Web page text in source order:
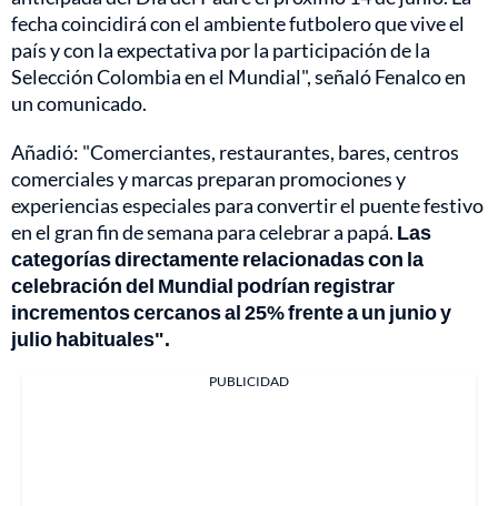
fecha coincidirá con el ambiente futbolero que vive el
país y con la expectativa por la participación de la
Selección Colombia en el Mundial", señaló Fenalco en
un comunicado.
Añadió: "Comerciantes, restaurantes, bares, centros
comerciales y marcas preparan promociones y
experiencias especiales para convertir el puente festivo
en el gran fin de semana para celebrar a papá. Las
categorías directamente relacionadas con la
celebración del Mundial podrían registrar
incrementos cercanos al 25% frente a un junio y
julio habituales".
PUBLICIDAD